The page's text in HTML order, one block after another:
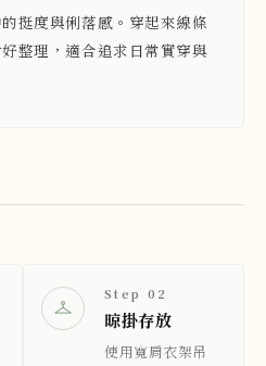
挺度與俐落感。穿起來線條
整理，適合追求日常實穿與
Step 02
晾掛存放
使用寬肩衣架吊